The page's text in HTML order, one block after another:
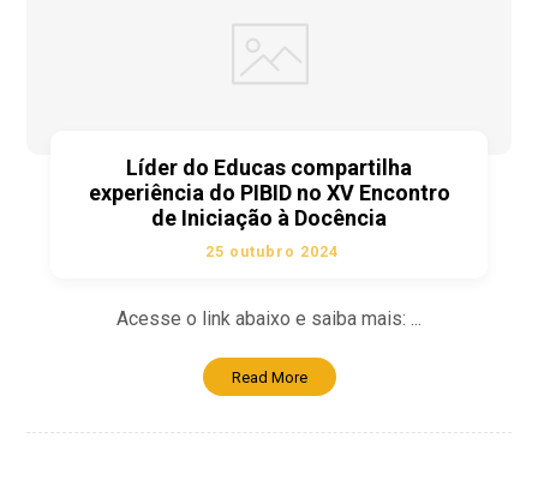
Líder do Educas compartilha
experiência do PIBID no XV Encontro
de Iniciação à Docência
25 outubro 2024
Acesse o link abaixo e saiba mais: ...
Read More